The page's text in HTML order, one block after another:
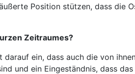
Position stützen, dass die
Zeitraumes?
ein, dass auch die von
und ein Eingeständnis, dass